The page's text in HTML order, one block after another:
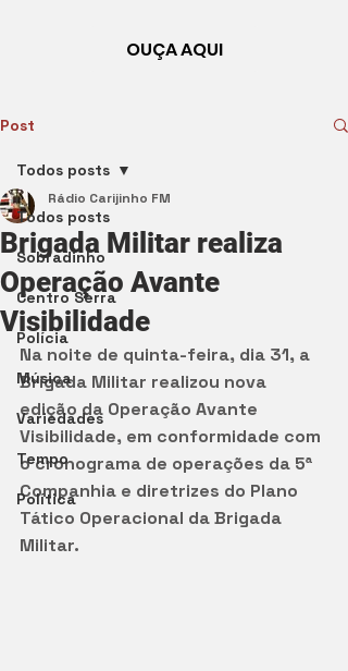
OUÇA AQUI
Post
Todos posts
Sobradinho
Centro Serra
Polícia
Música
Variedades
Tempo
Política
Todos posts
Brigada Militar realiza
Operação Avante
Visibilidade
Rádio Carijinho FM
Na noite de quinta-feira, dia 31, a
Brigada Militar realizou nova
edição da Operação Avante
Visibilidade, em conformidade com
o cronograma de operações da 5ª
Companhia e diretrizes do Plano
Tático Operacional da Brigada
Militar.